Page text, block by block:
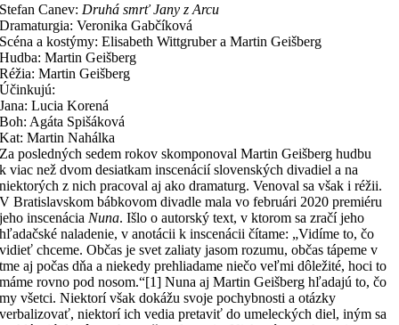
Stefan Canev: Druhá smrť Jany z Arcu
Dramaturgia: Veronika Gabčíková
Scéna a kostýmy: Elisabeth Wittgruber a Martin Geišberg
Hudba: Martin Geišberg
Réžia: Martin Geišberg
Účinkujú:
Jana: Lucia Korená
Boh: Agáta Spišáková
Kat: Martin Nahálka
Za posledných sedem rokov skomponoval Martin Geišberg hudbu
k viac než dvom desiatkam inscenácií slovenských divadiel a na
niektorých z nich pracoval aj ako dramaturg. Venoval sa však i réžii.
V Bratislavskom bábkovom divadle mala vo februári 2020 premiéru
jeho inscenácia Nuna. Išlo o autorský text, v ktorom sa zračí jeho
hľadačské naladenie, v anotácii k inscenácii čítame: „Vidíme to, čo
vidieť chceme. Občas je svet zaliaty jasom rozumu, občas tápeme v
tme aj počas dňa a niekedy prehliadame niečo veľmi dôležité, hoci to
máme rovno pod nosom.“[1] Nuna aj Martin Geišberg hľadajú to, čo
my všetci. Niektorí však dokážu svoje pochybnosti a otázky
verbalizovať, niektorí ich vedia pretaviť do umeleckých diel, iným sa